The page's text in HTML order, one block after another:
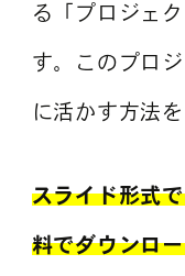
る「プロジェ
す。このプロ
に活かす方法
スライド形式
料でダウンロ